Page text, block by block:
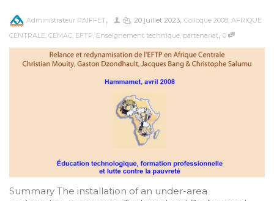
Administrateur RAIFFET, , 20 juillet 2023, Colloque 2008, AFRIQUE
CENTRALE, CEMAC, EFTP, Enseignement technique, partenariat, 0
Summary The installation of an under-area